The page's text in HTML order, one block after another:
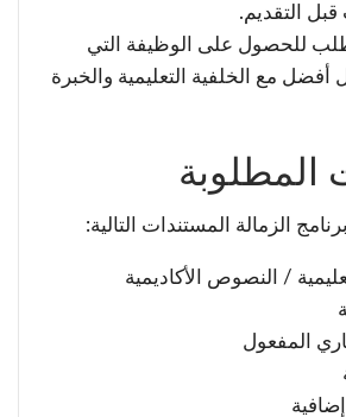
التقديم.
للحصول على الوظيفة التي
مع الخلفية التعليمية والخبرة
المطلوبة
الزمالة المستندات التالية:
/ النصوص الأكاديمية
المفعول